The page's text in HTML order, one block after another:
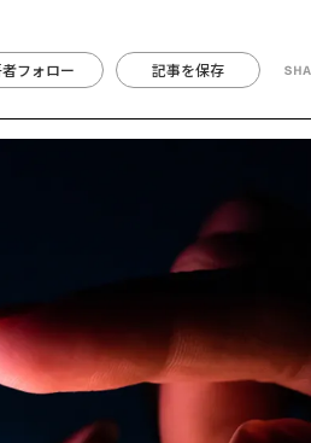
フォロー 記事を保存